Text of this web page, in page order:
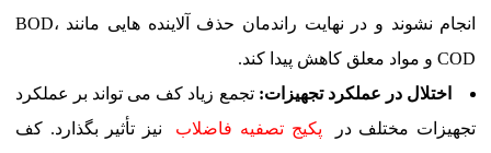
انجام نشوند و در نهایت راندمان حذف آلاینده هایی مانند BOD،
COD و مواد معلق کاهش پیدا کند.
اختلال در عملکرد تجهیزات:تجمع زیاد کف می تواند بر عملکرد
تجهیزات مختلف در
پکیج تصفیه فاضلاب
نیز تأثیر بگذارد. کف